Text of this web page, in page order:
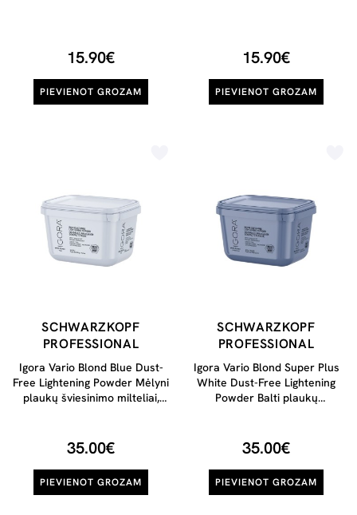
15.90€
PIEVIENOT GROZAM
15.90€
PIEVIENOT GROZAM
SCHWARZKOPF
PROFESSIONAL
Igora Vario Blond Blue Dust-
Free Lightening Powder Mėlyni
plaukų šviesinimo milteliai,
35.00€
PIEVIENOT GROZAM
SCHWARZKOPF
PROFESSIONAL
Igora Vario Blond Super Plus
White Dust-Free Lightening
Powder Balti plaukų
35.00€
PIEVIENOT GROZAM